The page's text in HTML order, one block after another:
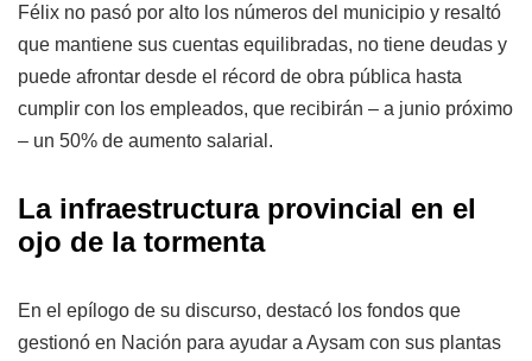
Félix no pasó por alto los números del municipio y resaltó
que mantiene sus cuentas equilibradas, no tiene deudas y
puede afrontar desde el récord de obra pública hasta
cumplir con los empleados, que recibirán – a junio próximo
– un 50% de aumento salarial.
La infraestructura provincial en el
ojo de la tormenta
En el epílogo de su discurso, destacó los fondos que
gestionó en Nación para ayudar a Aysam con sus plantas